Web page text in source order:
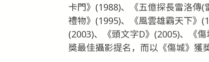
卡門》(1988)、《五億探長雷洛傳
禮物》(1995)、《風雲雄霸天下》
(2003)、《頭文字D》(2005)、《
獎最佳攝影提名，而以《傷城》獲獎